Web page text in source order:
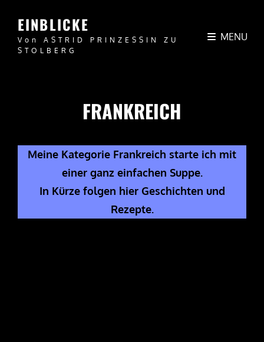
EINBLICKE
Von ASTRID PRINZESSIN ZU
STOLBERG
MENU
FRANKREICH
Meine Kategorie Frankreich starte ich mit
einer ganz einfachen Suppe.
In Kürze folgen hier Geschichten und
Rezepte.